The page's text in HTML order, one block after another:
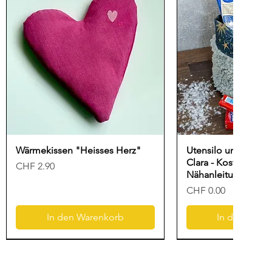
Wärmekissen "Heisses Herz"
Preis
CHF 2.90
In den Warenkorb
Utensilo und
Clara - Kostenlose
Nähanleitung für
Preis
CHF 0.00
In den